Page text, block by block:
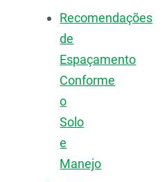
Recomendações
de
Espaçamento
Conforme
o
Solo
e
Manejo